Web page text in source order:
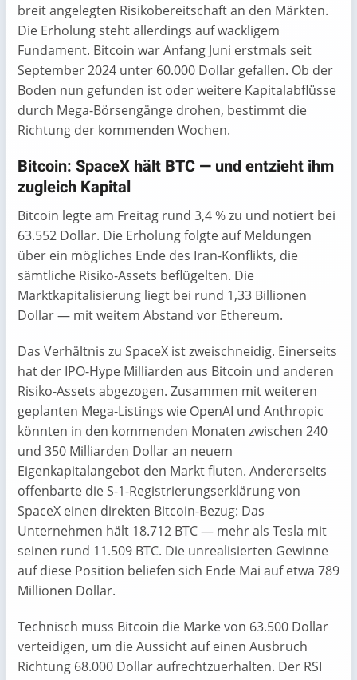
breit angelegten Risikobereitschaft an den Märkten.
Die Erholung steht allerdings auf wackligem
Fundament. Bitcoin war Anfang Juni erstmals seit
September 2024 unter 60.000 Dollar gefallen. Ob der
Boden nun gefunden ist oder weitere Kapitalabflüsse
durch Mega-Börsengänge drohen, bestimmt die
Richtung der kommenden Wochen.
Bitcoin: SpaceX hält BTC — und entzieht ihm
zugleich Kapital
Bitcoin legte am Freitag rund 3,4 % zu und notiert bei
63.552 Dollar. Die Erholung folgte auf Meldungen
über ein mögliches Ende des Iran-Konflikts, die
sämtliche Risiko-Assets beflügelten. Die
Marktkapitalisierung liegt bei rund 1,33 Billionen
Dollar — mit weitem Abstand vor Ethereum.
Das Verhältnis zu SpaceX ist zweischneidig. Einerseits
hat der IPO-Hype Milliarden aus Bitcoin und anderen
Risiko-Assets abgezogen. Zusammen mit weiteren
geplanten Mega-Listings wie OpenAI und Anthropic
könnten in den kommenden Monaten zwischen 240
und 350 Milliarden Dollar an neuem
Eigenkapitalangebot den Markt fluten. Andererseits
offenbarte die S-1-Registrierungserklärung von
SpaceX einen direkten Bitcoin-Bezug: Das
Unternehmen hält 18.712 BTC — mehr als Tesla mit
seinen rund 11.509 BTC. Die unrealisierten Gewinne
auf diese Position beliefen sich Ende Mai auf etwa 789
Millionen Dollar.
Technisch muss Bitcoin die Marke von 63.500 Dollar
verteidigen, um die Aussicht auf einen Ausbruch
Richtung 68.000 Dollar aufrechtzuerhalten. Der RSI